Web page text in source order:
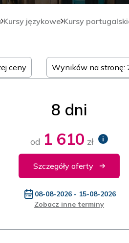
Kursy językowe Kursy
ceny Wyników na stronę:
8 dni
od 1 610 zł i
Szczegóły oferty
08-08-2026 - 15-08-2026
Zobacz inne terminy